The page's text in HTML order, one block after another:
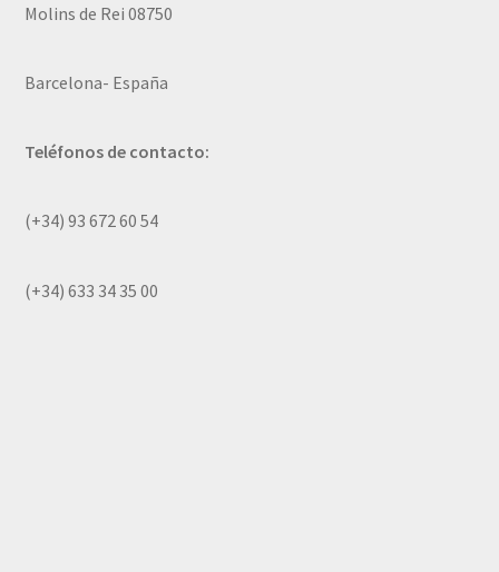
Molins de Rei 08750
Barcelona- España
Teléfonos de contacto:
(+34) 93 672 60 54
(+34) 633 34 35 00